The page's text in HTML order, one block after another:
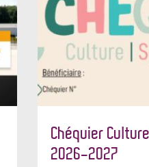
Chéquier
2026-2027